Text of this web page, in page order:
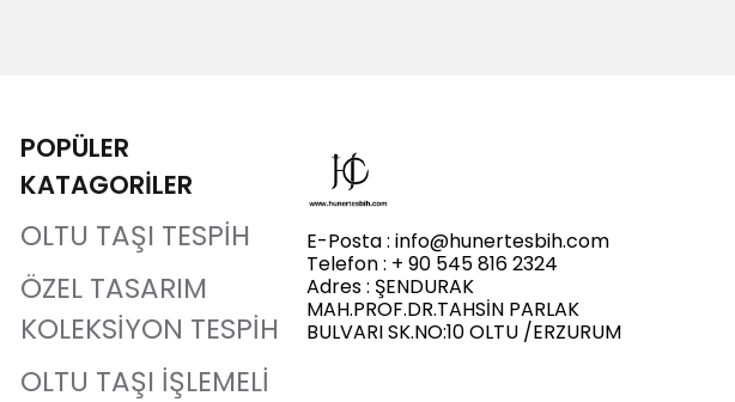
POPÜLER
KATAGORİLER
OLTU TAŞI TESPİH
ÖZEL TASARIM
KOLEKSİYON TESPİH
OLTU TAŞI İŞLEMELİ
E-Posta : info@hunertesbih.com
Telefon : + 90 545 816 2324
Adres : ŞENDURAK
MAH.PROF.DR.TAHSİN PARLAK
BULVARI SK.NO:10 OLTU /ERZURUM